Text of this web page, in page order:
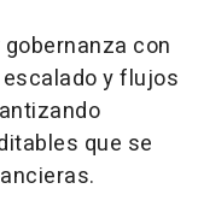
con
y flujos
que se